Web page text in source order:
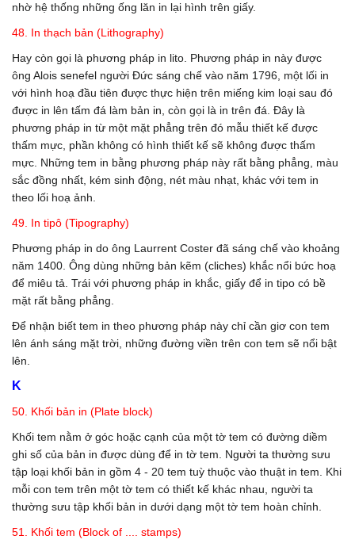
nhờ hệ thống những ống lăn in lại hình trên giấy.
48. In thạch bản (Lithography)
Hay còn gọi là phương pháp in lito. Phương pháp in này được
ông Alois senefel người Đức sáng chế vào năm 1796, một lối in
với hình hoạ đầu tiên được thực hiện trên miếng kim loại sau đó
được in lên tấm đá làm bản in, còn gọi là in trên đá. Đây là
phương pháp in từ một mặt phẳng trên đó mẫu thiết kế được
thấm mực, phần không có hình thiết kế sẽ không được thấm
mực. Những tem in bằng phương pháp này rất bằng phẳng, màu
sắc đồng nhất, kém sinh động, nét màu nhạt, khác với tem in
theo lối hoạ ảnh.
49. In tipô (Tipography)
Phương pháp in do ông Laurrent Coster đã sáng chế vào khoảng
năm 1400. Ông dùng những bản kẽm (cliches) khắc nổi bức hoạ
để miêu tả. Trái với phương pháp in khắc, giấy để in tipo có bề
mặt rất bằng phẳng.
Để nhận biết tem in theo phương pháp này chỉ cần giơ con tem
lên ánh sáng mặt trời, những đường viền trên con tem sẽ nổi bật
lên.
K
50. Khối bản in (Plate block)
Khối tem nằm ở góc hoặc cạnh của một tờ tem có đường diềm
ghi số của bản in được dùng để in tờ tem. Người ta thường sưu
tập loại khối bản in gồm 4 - 20 tem tuỳ thuộc vào thuật in tem. Khi
mỗi con tem trên một tờ tem có thiết kế khác nhau, người ta
thường sưu tập khối bản in dưới dạng một tờ tem hoàn chỉnh.
51. Khối tem (Block of .... stamps)